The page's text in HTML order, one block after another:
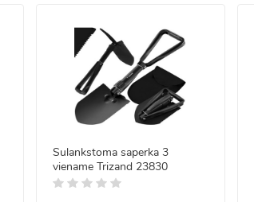
Sulankstoma saperka 3
viename Trizand 23830